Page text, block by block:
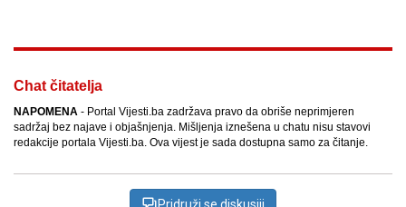
Chat čitatelja
NAPOMENA - Portal Vijesti.ba zadržava pravo da obriše neprimjeren
sadržaj bez najave i objašnjenja. Mišljenja iznešena u chatu nisu stavovi
redakcije portala Vijesti.ba. Ova vijest je sada dostupna samo za čitanje.